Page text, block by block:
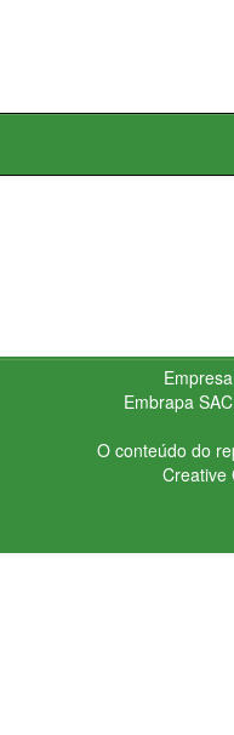
Embrapa
O conteúdo do
Creative